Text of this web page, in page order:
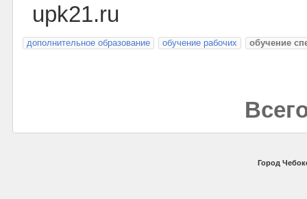
upk21.ru
дополнительное образование обучение рабочих обучение
Город